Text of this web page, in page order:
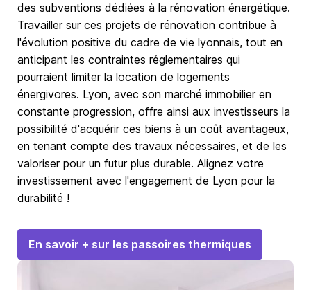
des subventions dédiées à la rénovation énergétique.
Travailler sur ces projets de rénovation contribue à
l'évolution positive du cadre de vie lyonnais, tout en
anticipant les contraintes réglementaires qui
pourraient limiter la location de logements
énergivores. Lyon, avec son marché immobilier en
constante progression, offre ainsi aux investisseurs la
possibilité d'acquérir ces biens à un coût avantageux,
en tenant compte des travaux nécessaires, et de les
valoriser pour un futur plus durable. Alignez votre
investissement avec l'engagement de Lyon pour la
durabilité !
En savoir + sur les passoires thermiques